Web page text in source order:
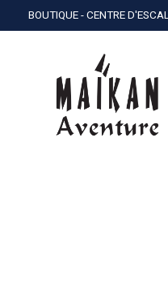
BOUTIQUE - CENTRE